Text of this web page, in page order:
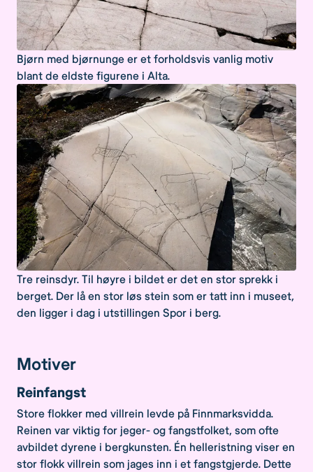
Bjørn med bjørnunge er et forholdsvis vanlig motiv
blant de eldste figurene i Alta.
Tre reinsdyr. Til høyre i bildet er det en stor sprekk i
berget. Der lå en stor løs stein som er tatt inn i museet,
den ligger i dag i utstillingen Spor i berg.
Motiver
Reinfangst
Store flokker med villrein levde på Finnmarksvidda.
Reinen var viktig for jeger- og fangstfolket, som ofte
avbildet dyrene i bergkunsten. Én helleristning viser en
stor flokk villrein som jages inn i et fangstgjerde. Dette